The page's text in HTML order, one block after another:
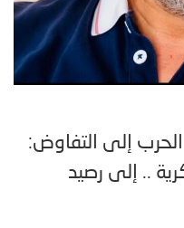
إلى التفاوض:
.. إلى رصيد